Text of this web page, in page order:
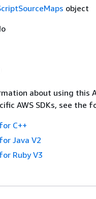
object
about using this
AWS SDKs, see the
C++
Java V2
Ruby V3